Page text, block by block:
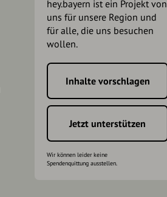
hey.bayern ist ein Projekt von
uns für unsere Region und
für alle, die uns besuchen
wollen.
Inhalte vorschlagen
Jetzt unterstützen
Wir können leider keine
Spendenquittung ausstellen.